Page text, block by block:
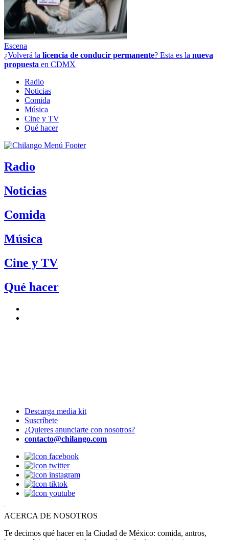
Escena
¿Volverá la licencia de conducir permanente? Esta es la nueva
propuesta en CDMX
Radio
Noticias
Comida
Música
Cine y TV
Qué hacer
Radio
Noticias
Comida
Música
Cine y TV
Qué hacer
Descarga media kit
Suscríbete
¿Quieres anunciarte con nosotros?
contacto@chilango.com
ACERCA DE NOSOTROS
Te decimos qué hacer en la Ciudad de México: comida, antros,